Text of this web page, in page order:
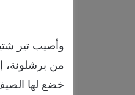
وأصيب تير
من برشلونة،
خضع لها